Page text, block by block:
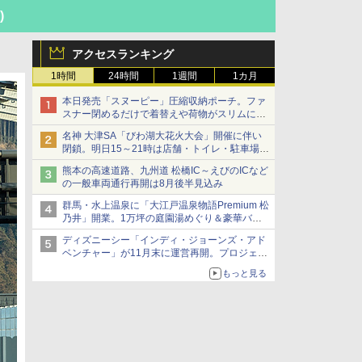
アクセスランキング
1時間 24時間 1週間 1カ月
本日発売「スヌーピー」圧縮収納ポーチ。ファ
スナー閉めるだけで着替えや荷物がスリムにま
とまる
名神 大津SA「びわ湖大花火大会」開催に伴い
閉鎖。明日15～21時は店舗・トイレ・駐車場の
利用不可
熊本の高速道路、九州道 松橋IC～えびのICなど
の一般車両通行再開は8月後半見込み
群馬・水上温泉に「大江戸温泉物語Premium 松
乃井」開業。1万坪の庭園湯めぐり＆豪華バイ
キングを体験してきた！
ディズニーシー「インディ・ジョーンズ・アド
ベンチャー」が11月末に運営再開。プロジェク
ションマッピングを追加、DPAは1500円
もっと見る